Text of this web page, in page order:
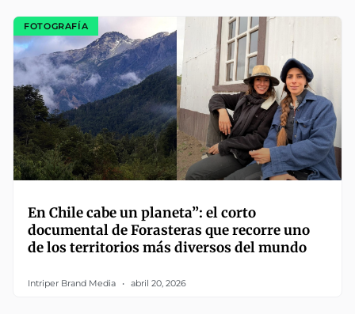
FOTOGRAFÍA
En Chile cabe un planeta”: el corto
documental de Forasteras que recorre uno
de los territorios más diversos del mundo
Intriper Brand Media abril 20, 2026